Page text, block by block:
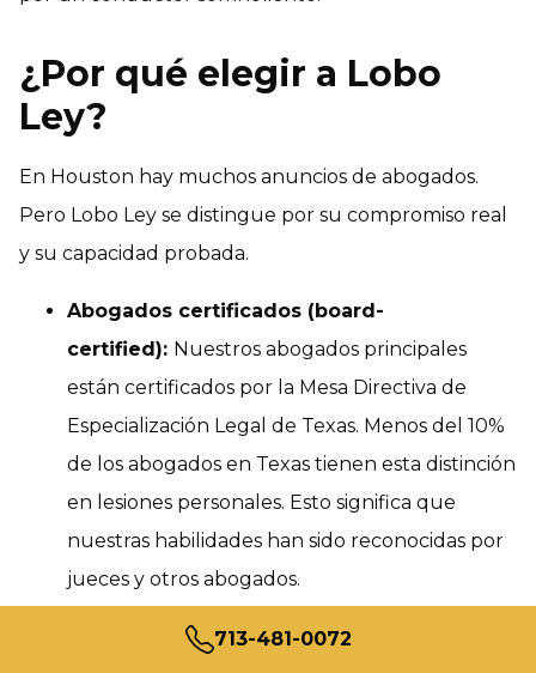
¿Por qué elegir a Lobo
Ley?
En Houston hay muchos anuncios de abogados.
Pero Lobo Ley se distingue por su compromiso real
y su capacidad probada.
Abogados certificados (board-
certified): Nuestros abogados principales
están certificados por la Mesa Directiva de
Especialización Legal de Texas. Menos del 10%
de los abogados en Texas tienen esta distinción
en lesiones personales. Esto significa que
nuestras habilidades han sido reconocidas por
jueces y otros abogados.
Atención personal y directa:
713-481-0072